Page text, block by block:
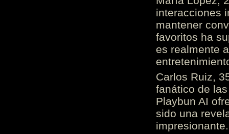
interacciones
mantener
favoritos ha
es realmente
Carlos Ruiz,
fanático de
Playbun AI
sido una